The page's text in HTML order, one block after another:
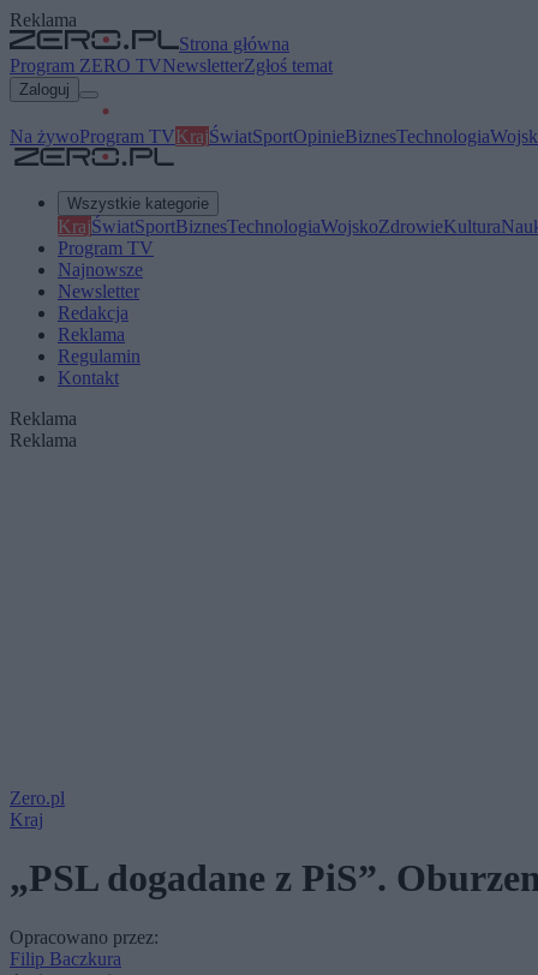
Reklama
Strona główna
Program ZERO TVNewsletterZgłoś temat
Zaloguj
Na żywoProgram TVKrajŚwiatSportOpinieBiznesTechnologia
Wszystkie kategorie
KrajŚwiatSportBiznesTechnologiaWojskoZdrowieKultura
Program TV
Najnowsze
Newsletter
Redakcja
Reklama
Regulamin
Kontakt
Reklama
Reklama
Zero.pl
Kraj
„PSL dogadane z PiS”.
Opracowano przez:
Filip Baczkura